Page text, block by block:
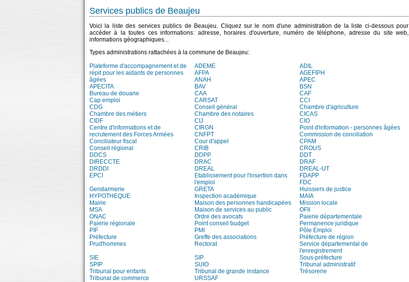
Services publics de Beaujeu
Voici la liste des services publics de Beaujeu. Cliquez sur le nom d'une administration de la liste ci-dessous pour
accéder à la toutes ces informations: adresse, horaires d'ouverture, numéro de téléphone, adresse du site web,
informations géographiques...
Types administrations rattachées à la commune de Beaujeu:
Plateforme d'accompagnement et de
répit pour les aidants de personnes
âgées
ADEME
ADIL
AFPA
AGEFIPH
ANAH
APEC
APECITA
BAV
BSN
Bureau de douane
CAA
CAF
Cap emploi
CARSAT
CCI
CDG
Conseil général
Chambre d'agriculture
Chambre des métiers
Chambre des notaires
CICAS
CIDF
CIJ
CIO
Centre d'informations et de
recrutement des Forces Armées
CIRGN
Point d'information - personnes âgées
CNFPT
Commission de conciliation
Conciliateur fiscal
Cour d'appel
CPAM
Conseil régional
CRIB
CROUS
DDCS
DDPP
DDT
DIRECCTE
DRAC
DRAF
DRDDI
DREAL
DREAL-UT
EPCI
Etablissement pour l'insertion dans
l'emploi
FDAPP
FDC
Gendarmerie
GRETA
Huissiers de justice
HYPOTHEQUE
Inspection académique
MAIA
Mairie
Maison des personnes handicapées
Mission locale
MSA
Maison de services au public
OFII
ONAC
Ordre des avocats
Paierie départementale
Paierie régionale
Point conseil budget
Permanence juridique
PIF
PMI
Pôle Emploi
Préfecture
Greffe des associations
Préfecture de région
Prud'hommes
Rectorat
Service départemental de
l'enregistrement
SIE
SIP
Sous-préfecture
SPIP
SUIO
Tribunal administratif
Tribunal pour enfants
Tribunal de grande instance
Trésorerie
Tribunal de commerce
URSSAF